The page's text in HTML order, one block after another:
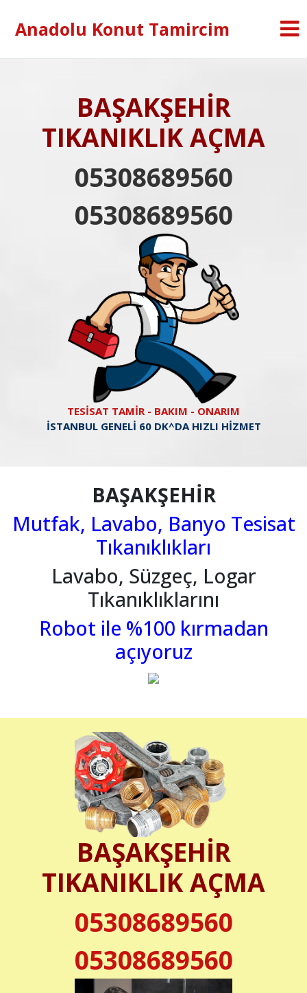
Anadolu Konut Tamircim
BAŞAKŞEHİR
TIKANIKLIK AÇMA
05308689560
05308689560
TESİSAT TAMİR - BAKIM - ONARIM
İSTANBUL GENELİ 60 DK^DA HIZLI HİZMET
BAŞAKŞEHİR
Mutfak, Lavabo, Banyo Tesisat
Tıkanıklıkları
Lavabo, Süzgeç, Logar
Tıkanıklıklarını
Robot ile %100 kırmadan
açıyoruz
BAŞAKŞEHİR
TIKANIKLIK AÇMA
05308689560
05308689560